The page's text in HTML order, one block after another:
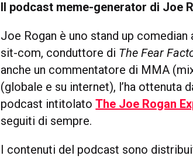
Il podcast meme-generator di Joe
Joe Rogan è uno stand up
sit-com, conduttore di The Fear
anche un commentatore di MMA
(globale e su internet), l’ha ottenuta
podcast intitolatoThe Joe Rogan
seguiti di sempre.
I contenuti del podcast sono